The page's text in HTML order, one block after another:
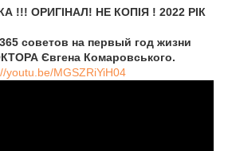
!!! ОРИГІНАЛ! НЕ КОПІЯ ! 2022 РІК
советов на первый год жизни
Євгена Комаровського.
youtu.be/MGSZRiYiH04